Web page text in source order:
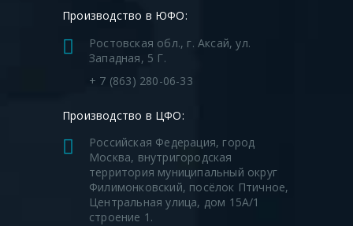
Производство в ЮФО:
Ростовская обл., г. Аксай, ул.
Западная, 5 Г.
+ 7 (863) 280-06-33
Производство в ЦФО:
Российская Федерация, город
Москва, внутригородская
территория муниципальный округ
Филимонковский, посёлок Птичное,
Центральная улица, дом 15А/1
строение 1.